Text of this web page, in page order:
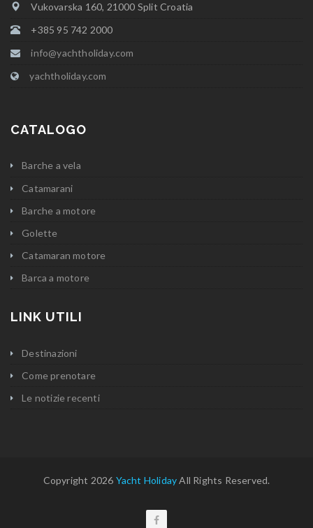
Vukovarska 160, 21000 Split Croatia
+385 95 742 2000
info@yachtholiday.com
yachtholiday.com
CATALOGO
Barche a vela
Catamarani
Barche a motore
Golette
Catamaran motore
Barca a motore
LINK UTILI
Destinazioni
Come prenotare
Le notizie recenti
Copyright 2026 Yacht HolidayAll Rights Reserved.